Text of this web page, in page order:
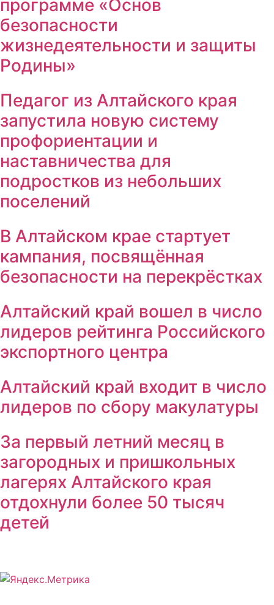
программе «Основ
безопасности
жизнедеятельности и защиты
Родины»
Педагог из Алтайского края
запустила новую систему
профориентации и
наставничества для
подростков из небольших
поселений
В Алтайском крае стартует
кампания, посвящённая
безопасности на перекрёстках
Алтайский край вошел в число
лидеров рейтинга Российского
экспортного центра
Алтайский край входит в число
лидеров по сбору макулатуры
За первый летний месяц в
загородных и пришкольных
лагерях Алтайского края
отдохнули более 50 тысяч
детей